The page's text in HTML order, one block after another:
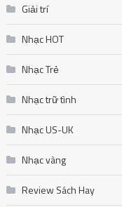
Giải trí
Nhạc HOT
Nhạc Trẻ
Nhạc trữ tình
Nhạc US-UK
Nhạc vàng
Review Sách Hay